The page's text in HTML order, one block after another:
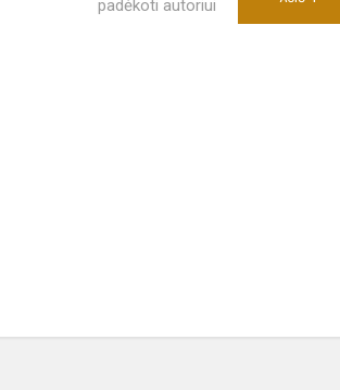
padėkoti autoriui